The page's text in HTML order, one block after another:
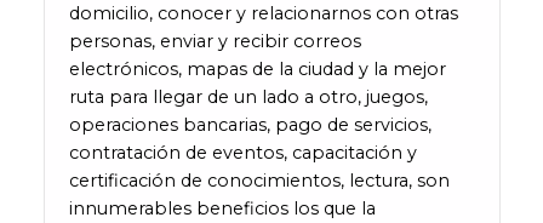
domicilio, conocer y relacionarnos con otras
personas, enviar y recibir correos
electrónicos, mapas de la ciudad y la mejor
ruta para llegar de un lado a otro, juegos,
operaciones bancarias, pago de servicios,
contratación de eventos, capacitación y
certificación de conocimientos, lectura, son
innumerables beneficios los que la